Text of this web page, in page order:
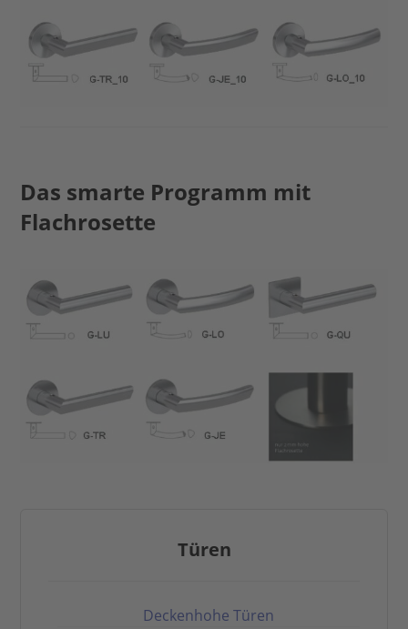
Das smarte Programm mit
Flachrosette
Türen
Deckenhohe Türen